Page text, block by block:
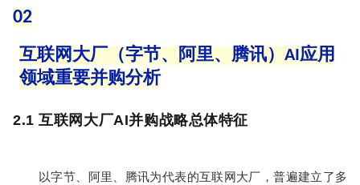
02
互联网大厂（字节、阿里、腾讯） AI应用
领域重要并购分析
2.1 互联网大厂AI并购战略总体特征
以字节、阿里、腾讯为代表的互联网大厂，普遍建立了多